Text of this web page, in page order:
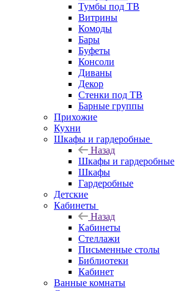
Тумбы под ТВ
Витрины
Комоды
Бары
Буфеты
Консоли
Диваны
Декор
Стенки под ТВ
Барные группы
Прихожие
Кухни
Шкафы и гардеробные
Назад
Шкафы и гардеробные
Шкафы
Гардеробные
Детские
Кабинеты
Назад
Кабинеты
Стеллажи
Письменные столы
Библиотеки
Кабинет
Ванные комнаты